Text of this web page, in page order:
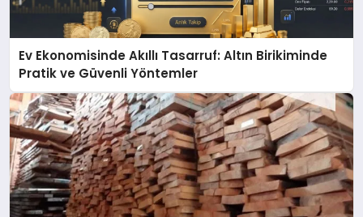
Ev Ekonomisinde Akıllı Tasarruf: Altın Birikiminde
Pratik ve Güvenli Yöntemler